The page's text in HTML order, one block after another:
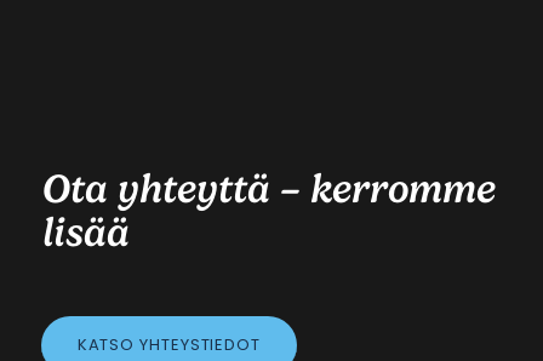
Ota yhteyttä – kerromme
lisää
KATSO YHTEYSTIEDOT